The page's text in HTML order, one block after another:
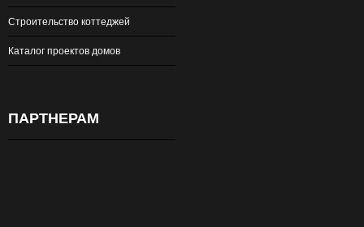
Строительство коттеджей
Каталог проектов домов
ПАРТНЕРАМ